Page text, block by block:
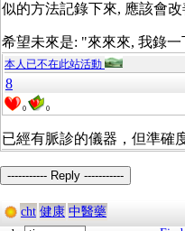
似的方法記錄下來, 應該會改
希望未來是: "來來來, 我錄
本人已不在此站活動
8
0 0
已經有脈診的儀器，但準確
----------- Reply -----------
cht 健康 中醫藥